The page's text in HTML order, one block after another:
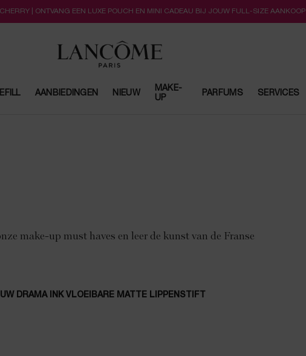
| ONTVANG EEN LUXE POUCH EN MINI CADEAU BIJ JOUW FULL-SIZE AANKOOP
AANBIEDINGEN NIEUW
MAKE-
UP
PARFUMS SERVICES
make-up must haves en leer de kunst van de Franse
DRAMA INK VLOEIBARE MATTE LIPPENSTIFT